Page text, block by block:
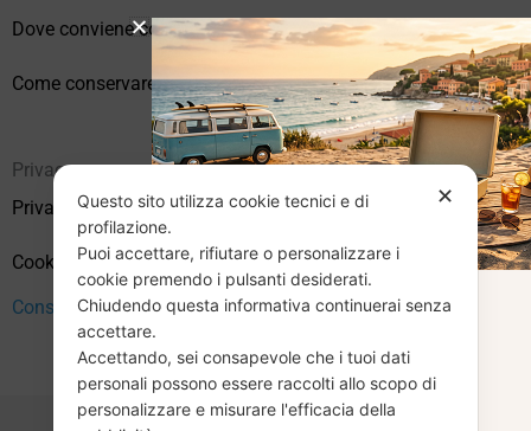
Dove conviene comprare vinili online?
Come conservare correttamente i vinili usati
Privacy
Privacy Policy
Cookie Policy (UE)
Consenso
✕
Questo sito utilizza cookie tecnici e di
profilazione.
Puoi accettare, rifiutare o personalizzare i
cookie premendo i pulsanti desiderati.
Chiudendo questa informativa continuerai senza
accettare.
Accettando, sei consapevole che i tuoi dati
personali possono essere raccolti allo scopo di
personalizzare e misurare l'efficacia della
CHIUSURA
ESTIVA